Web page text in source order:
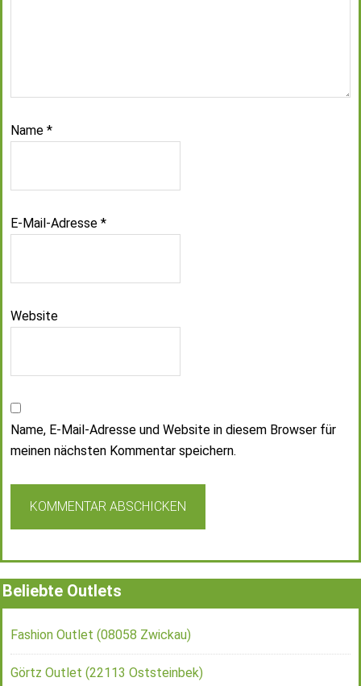
Name *
E-Mail-Adresse *
Website
Name, E-Mail-Adresse und Website in diesem Browser für
meinen nächsten Kommentar speichern.
Beliebte Outlets
Fashion Outlet (08058 Zwickau)
Görtz Outlet (22113 Oststeinbek)